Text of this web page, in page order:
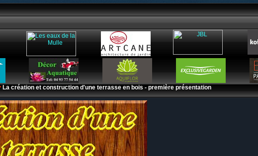
La création et construction d'une terrasse en bois - première présentation